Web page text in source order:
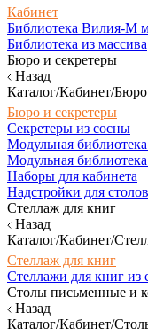
Кабинет
Библиотека Вилия-М
Библиотека из массива
Бюро и секретеры
Назад
Каталог/Кабинет/
Бюро и секретеры
Секретеры из сосны
Модульная
Модульная
Наборы для кабинета
Надстройки для столов
Стеллаж для книг
Назад
Каталог/Кабинет/
Стеллаж для книг
Стеллажи для книг из
Столы письменные и
Назад
Каталог/Кабинет/